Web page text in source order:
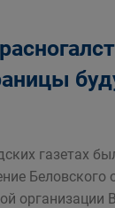
газетах
Беловского
организации